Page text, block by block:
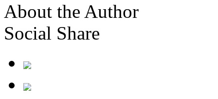
About the Author
Social Share